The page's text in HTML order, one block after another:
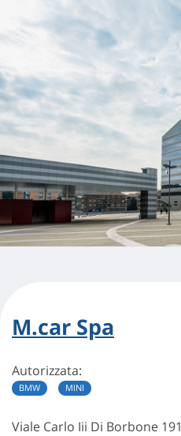
M.car Spa
Autorizzata:
BMW MINI
Viale Carlo Iii Di Borbone 191